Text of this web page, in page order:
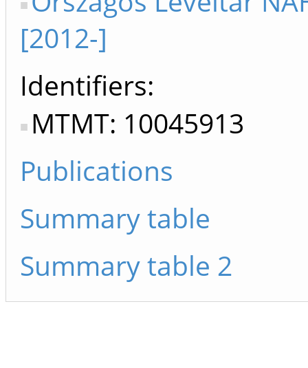
[2012-]
Identifiers
MTMT: 10045913
Publications
Summary table
Summary table 2